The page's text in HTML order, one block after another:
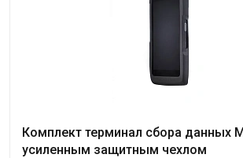
Комплект терминал сбора данных
усиленным защитным чехлом